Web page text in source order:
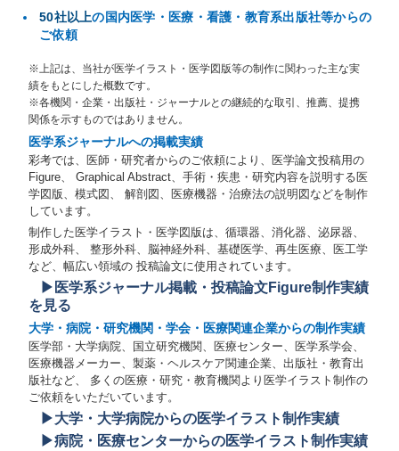
50社以上の国内医学・医療・看護・教育系出版社等からの
ご依頼
※上記は、当社が医学イラスト・医学図版等の制作に関わった主な実
績をもとにした概数です。
※各機関・企業・出版社・ジャーナルとの継続的な取引、推薦、提携
関係を示すものではありません。
医学系ジャーナルへの掲載実績
彩考では、医師・研究者からのご依頼により、医学論文投稿用の
Figure、 Graphical Abstract、手術・疾患・研究内容を説明する医
学図版、模式図、 解剖図、医療機器・治療法の説明図などを制作
しています。
制作した医学イラスト・医学図版は、循環器、消化器、泌尿器、
形成外科、 整形外科、脳神経外科、基礎医学、再生医療、医工学
など、幅広い領域の 投稿論文に使用されています。
▶医学系ジャーナル掲載・投稿論文Figure制作実績
を見る
大学・病院・研究機関・学会・医療関連企業からの制作実績
医学部・大学病院、国立研究機関、医療センター、医学系学会、
医療機器メーカー、製薬・ヘルスケア関連企業、出版社・教育出
版社など、 多くの医療・研究・教育機関より医学イラスト制作の
ご依頼をいただいています。
▶大学・大学病院からの医学イラスト制作実績
▶病院・医療センターからの医学イラスト制作実績